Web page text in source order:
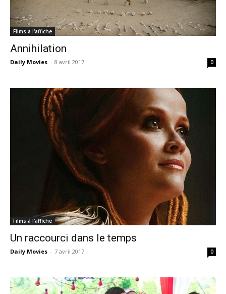
Films à l'affiche
Annihilation
Daily Movies - 8 avril 2017 0
Films à l'affiche
Un raccourci dans le temps
Daily Movies - 7 avril 2017 0